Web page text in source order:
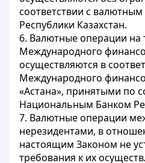
соответствии с
Республики Казахстан.
6. Валютные операции на
Международного
осуществляются в
Международного
«Астана», принятыми по
Национальным Банком
7. Валютные операции
нерезидентами, в
настоящим Законом не
требования к их